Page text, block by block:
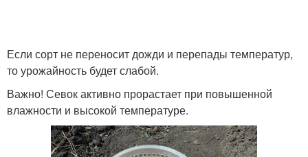
Если сорт не переносит дожди и перепады температур,
то урожайность будет слабой.
Важно! Севок активно прорастает при повышенной
влажности и высокой температуре.